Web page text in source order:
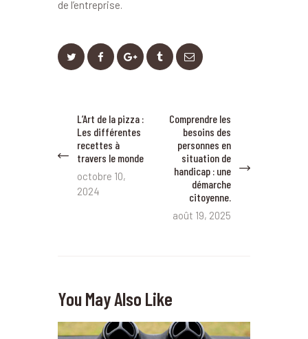
de l’entreprise.
Navigation
l’article
Previous
post:
L’Art de la pizza :
Les différentes
recettes à
travers le monde
octobre 10,
2024
Comprendre les
besoins des
personnes en
situation de
handicap : une
démarche
citoyenne.
août 19, 2025
You May Also Like